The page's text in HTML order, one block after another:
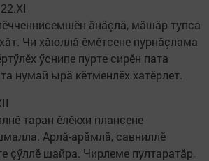
ăнăçлă, мăшăр тупса
Чи хăюллă ӗмӗтсене пурнăçлама
ӳснипе пурте сирӗн пата
нумай ырă кӗтменлӗх хатӗрлет.
таран ӗлӗкхи плансене
Арлă-арăмлă, савниллӗ
çӳллӗ шайра. Чирлеме пултаратăр,